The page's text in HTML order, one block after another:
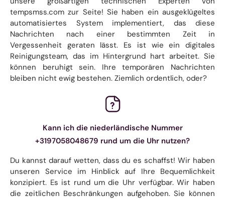
tempsmss.com zur Seite! Sie haben ein ausgeklügeltes
automatisiertes System implementiert, das diese
Nachrichten nach einer bestimmten Zeit in
Vergessenheit geraten lässt. Es ist wie ein digitales
Reinigungsteam, das im Hintergrund hart arbeitet. Sie
können beruhigt sein. Ihre temporären Nachrichten
bleiben nicht ewig bestehen. Ziemlich ordentlich, oder?
Kann ich die niederländische Nummer
+3197058048679 rund um die Uhr nutzen?
Du kannst darauf wetten, dass du es schaffst! Wir haben
unseren Service im Hinblick auf Ihre Bequemlichkeit
konzipiert. Es ist rund um die Uhr verfügbar. Wir haben
die zeitlichen Beschränkungen aufgehoben. Sie können